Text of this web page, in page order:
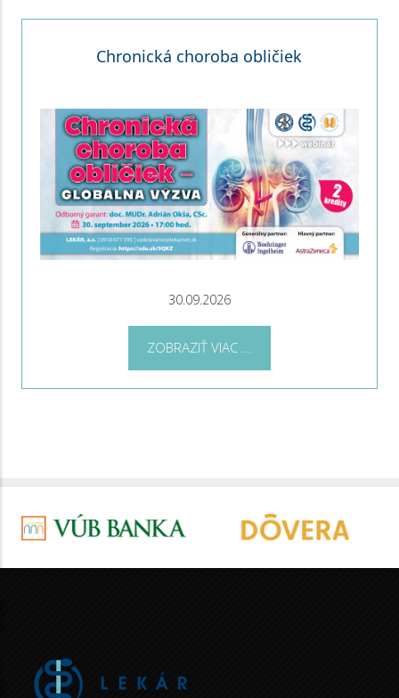
Chronická choroba obličiek
30.09.2026
ZOBRAZIŤ VIAC ...